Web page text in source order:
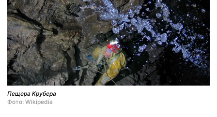
Пещера Крубера
Фото: Wikipedia